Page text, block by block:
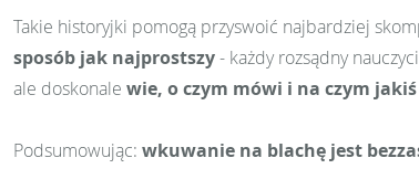
Takie historyjki pomogą przyswoić najbardziej
sposób jak najprostszy- każdy rozsądny
ale doskonale wie, o czym mówi i na czym jakiś
Podsumowując: wkuwanie na blachę jest